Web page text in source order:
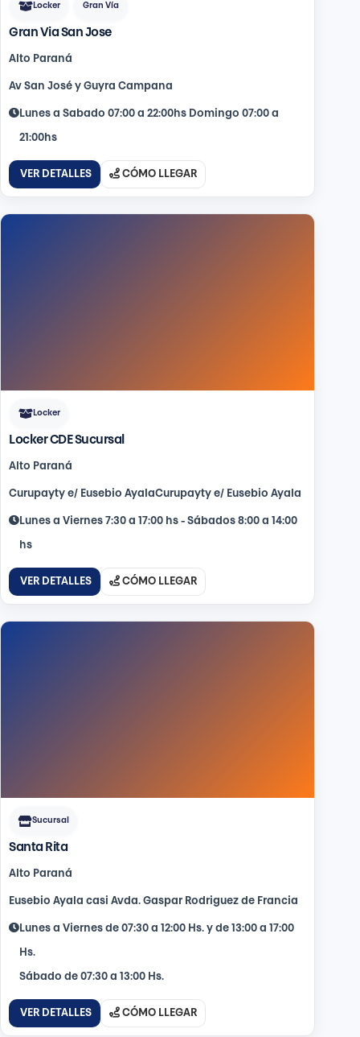
Locker Gran Vía
Gran Via San Jose
Alto Paraná
Av San José y Guyra Campana
Lunes a Sabado 07:00 a 22:00hs Domingo 07:00 a
21:00hs
VER DETALLES CÓMO LLEGAR
Locker
Locker CDE Sucursal
Alto Paraná
Curupayty e/ Eusebio AyalaCurupayty e/ Eusebio Ayala
Lunes a Viernes 7:30 a 17:00 hs - Sábados 8:00 a 14:00
hs
VER DETALLES CÓMO LLEGAR
Sucursal
Santa Rita
Alto Paraná
Eusebio Ayala casi Avda. Gaspar Rodriguez de Francia
Lunes a Viernes de 07:30 a 12:00 Hs. y de 13:00 a 17:00
Hs.
Sábado de 07:30 a 13:00 Hs.
VER DETALLES CÓMO LLEGAR